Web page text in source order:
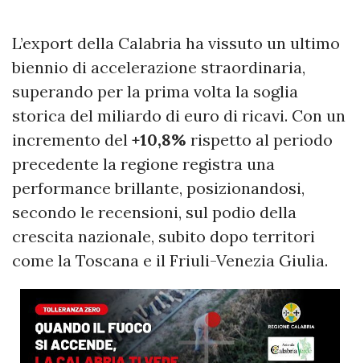
L’export della Calabria ha vissuto un ultimo
biennio di accelerazione straordinaria,
superando per la prima volta la soglia
storica del miliardo di euro di ricavi. Con un
incremento del +10,8% rispetto al periodo
precedente la regione registra una
performance brillante, posizionandosi,
secondo le recensioni, sul podio della
crescita nazionale, subito dopo territori
come la Toscana e il Friuli-Venezia Giulia.